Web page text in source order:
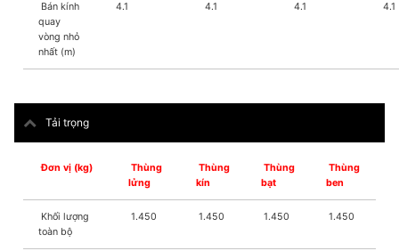
Bán kính
quay
vòng nhỏ
nhất (m)
4.1 4.1 4.1 4.1
Tải trọng
Đơn vị (kg)
Thùng
lửng
Thùng
kín
Thùng
bạt
Thùng
ben
Khối lượng
toàn bộ
1.450 1.450 1.450 1.450